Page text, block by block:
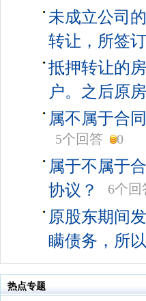
未成立公司
转让，所签
抵押转让的
户。之后原
属不属于合
5个回答 0
属于不属于
协议？ 6个回
原股东期间
瞒债务，所
热点专题